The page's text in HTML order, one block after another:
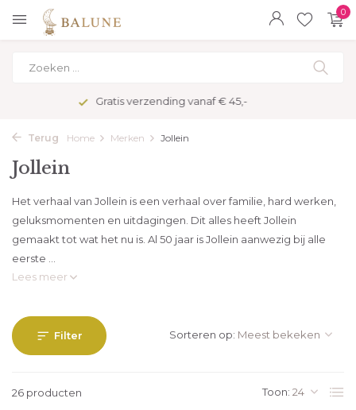
0
Veilig betalen met kopersbescherming
Terug Home Merken Jollein
Jollein
Het verhaal van Jollein is een verhaal over familie, hard werken,
geluksmomenten en uitdagingen. Dit alles heeft Jollein
gemaakt tot wat het nu is. Al 50 jaar is Jollein aanwezig bij alle
eerste ...
Lees meer
Filter
26 producten Toon:
Sorteren op: